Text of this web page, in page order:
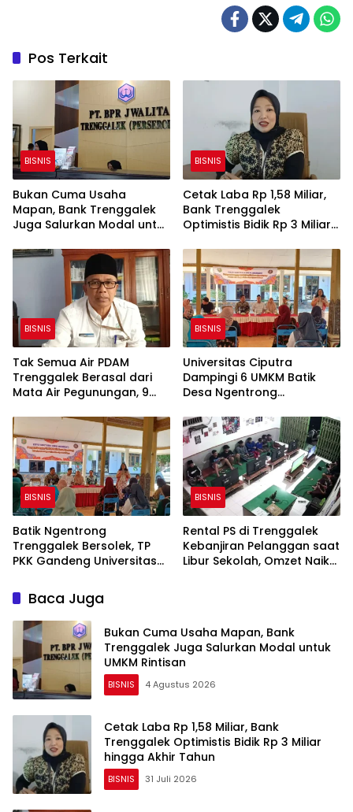
Pos Terkait
BISNIS
Bukan Cuma Usaha
Mapan, Bank Trenggalek
Juga Salurkan Modal untuk
BISNIS
Cetak Laba Rp 1,58 Miliar,
Bank Trenggalek
Optimistis Bidik Rp 3 Miliar
BISNIS
Tak Semua Air PDAM
Trenggalek Berasal dari
Mata Air Pegunungan, 9
BISNIS
Universitas Ciputra
Dampingi 6 UMKM Batik
Desa Ngentrong
Desain Motif dan Warna
BISNIS
Batik Ngentrong
Trenggalek Bersolek, TP
PKK Gandeng Universitas
Branding
BISNIS
Rental PS di Trenggalek
Kebanjiran Pelanggan saat
Libur Sekolah, Omzet Naik
Baca Juga
Bukan Cuma Usaha Mapan, Bank
Trenggalek Juga Salurkan Modal untuk
UMKM Rintisan
BISNIS 4 Agustus 2026
Cetak Laba Rp 1,58 Miliar, Bank
Trenggalek Optimistis Bidik Rp 3 Miliar
hingga Akhir Tahun
BISNIS 31 Juli 2026